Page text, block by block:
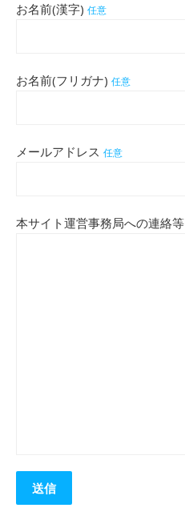
お名前(漢字) 任意
お名前(フリガナ) 任意
メールアドレス 任意
本サイト運営事務局への連絡等